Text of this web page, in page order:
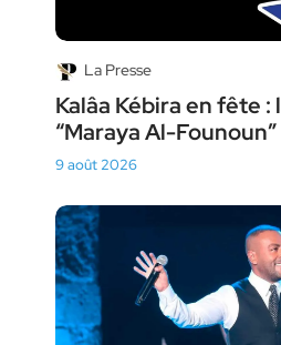
La Presse
Kalâa Kébira en fête :
“Maraya Al-
9 août 2026